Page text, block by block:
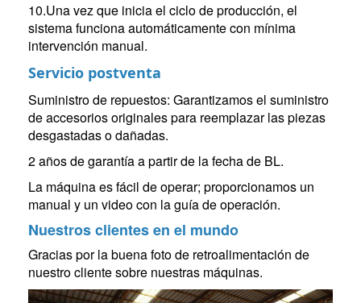
10.Una vez que inicia el ciclo de producción, el
sistema funciona automáticamente con mínima
intervención manual.
Servicio postventa
Suministro de repuestos: Garantizamos el suministro
de accesorios originales para reemplazar las piezas
desgastadas o dañadas.
2 años de garantía a partir de la fecha de BL.
La máquina es fácil de operar; proporcionamos un
manual y un video con la guía de operación.
Nuestros clientes en el mundo
Gracias por la buena foto de retroalimentación de
nuestro cliente sobre nuestras máquinas.